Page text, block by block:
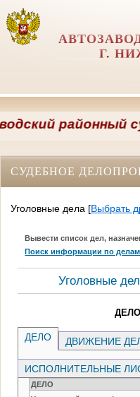
Г.
районный суд
СУДЕБНОЕ
Уголовные дела [Выбрать
Вывести список дел,
Поиск информации по делам
Уголовные
ДЕЛО
ДЕЛО ДВИЖЕНИЕ
ИСПОЛНИТЕЛЬНЫЕ
ДЕЛО